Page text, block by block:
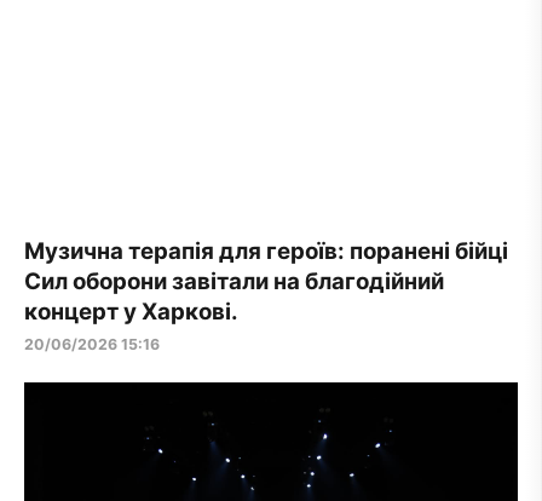
Музична терапія для героїв: поранені бійці
Сил оборони завітали на благодійний
концерт у Харкові.
20/06/2026 15:16